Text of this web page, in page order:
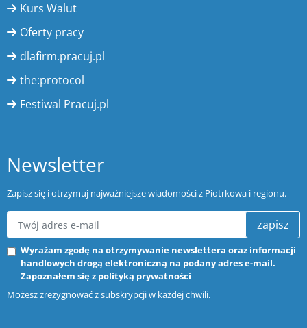
Kurs Walut
Oferty pracy
dlafirm.pracuj.pl
the:protocol
Festiwal Pracuj.pl
Newsletter
Zapisz się i otrzymuj najważniejsze wiadomości z Piotrkowa i regionu.
zapisz
Wyrażam zgodę na otrzymywanie newslettera oraz informacji
handlowych drogą elektroniczną na podany adres e-mail.
Zapoznałem się z polityką prywatności
Możesz zrezygnować z subskrypcji w każdej chwili.